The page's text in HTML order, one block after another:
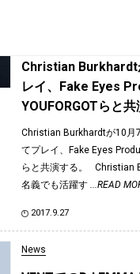
Christian Burkhardt
レイ、Fake Eyes
YOUFORGOTらと共
Christian Burkhardtが10月
てプレイ、Fake Eyes
らと共演する。 Christian
名義でも活躍す ...READ
2017.9.27
News
News
Interview
Report